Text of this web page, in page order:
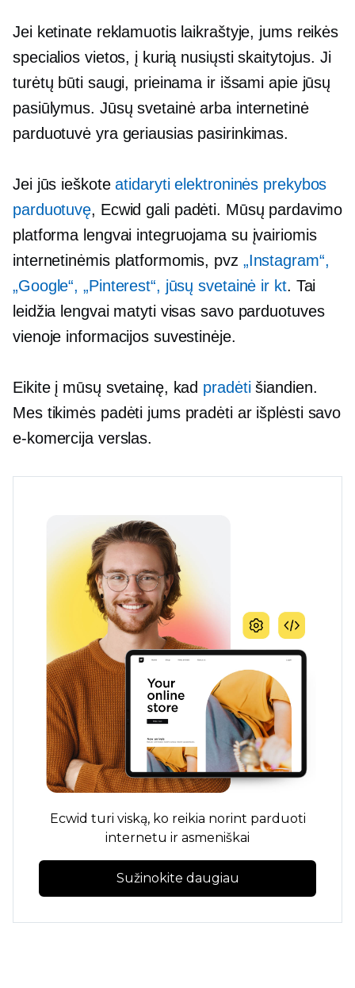
Jei ketinate reklamuotis laikraštyje, jums reikės
specialios vietos, į kurią nusiųsti skaitytojus. Ji
turėtų būti saugi, prieinama ir išsami apie jūsų
pasiūlymus. Jūsų svetainė arba internetinė
parduotuvė yra geriausias pasirinkimas.
Jei jūs ieškoteatidaryti elektroninės prekybos
parduotuvę, Ecwid gali padėti. Mūsų pardavimo
platforma lengvai integruojama su įvairiomis
internetinėmis platformomis, pvz „Instagram“,
„Google“, „Pinterest“, jūsų svetainė ir kt. Tai
leidžia lengvai matyti visas savo parduotuves
vienoje informacijos suvestinėje.
Eikite į mūsų svetainę, kad pradėtišiandien.
Mes tikimės padėti jums pradėti ar išplėsti savo
e-komercijaverslas.
Ecwid turi viską, ko reikia norint parduoti
internetu ir asmeniškai
Sužinokite daugiau